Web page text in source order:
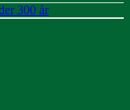
300 år